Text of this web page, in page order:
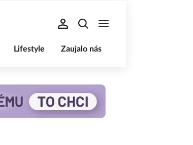
Lifestyle Zaujalo nás